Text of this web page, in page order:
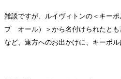
雑談ですが、ルイヴィトンの＜キー
プ オール）＞から名付けられたとも
など、遠方へのお出かけに、キーポル